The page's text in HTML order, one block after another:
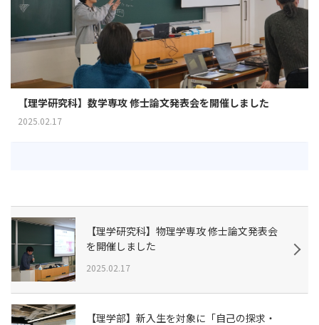
【理学研究科】数学専攻 修士論文発表会を開催しました
2025.02.17
【理学研究科】物理学専攻 修士論文発表会
を開催しました
2025.02.17
【理学部】新入生を対象に「自己の探求・